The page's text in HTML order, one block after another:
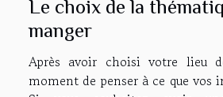
Le choix de la
manger
Après avoir choisi votre lieu
moment de penser à ce que vos